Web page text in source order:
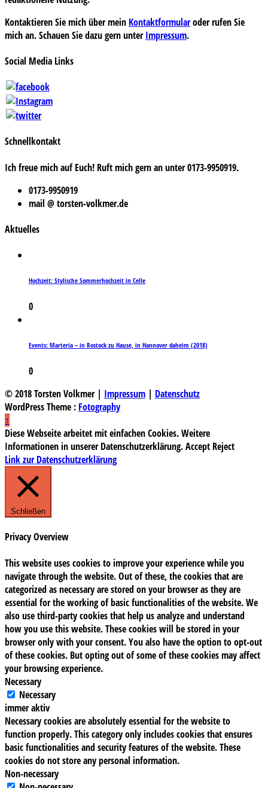
Kontaktieren Sie mich über mein Kontaktformularoder rufen Sie
mich an. Schauen Sie dazu gern unterImpressum.
Social Media Links
Schnellkontakt
Ich freue mich auf Euch! Ruft mich gern an unter 0173-9950919.
0173-9950919
mail @ torsten-volkmer.de
Aktuelles
Hochzeit: Stylische Sommerhochzeit in Celle
0
Events: Marteria – in Rostock zu Hause, in Hannover daheim (2018)
0
© 2018 Torsten Volkmer | Impressum | Datenschutz
WordPress Theme : Fotography
↑
Diese Webseite arbeitet mit einfachen Cookies. Weitere
Informationen in unserer Datenschutzerklärung.Accept Reject
Link zur Datenschutzerklärung
Schließen
Privacy Overview
This website uses cookies to improve your experience while you
navigate through the website. Out of these, the cookies that are
categorized as necessary are stored on your browser as they are
essential for the working of basic functionalities of the website. We
also use third-party cookies that help us analyze and understand
how you use this website. These cookies will be stored in your
browser only with your consent. You also have the option to opt-out
of these cookies. But opting out of some of these cookies may affect
your browsing experience.
Necessary
Necessary
immer aktiv
Necessary cookies are absolutely essential for the website to
function properly. This category only includes cookies that ensures
basic functionalities and security features of the website. These
cookies do not store any personal information.
Non-necessary